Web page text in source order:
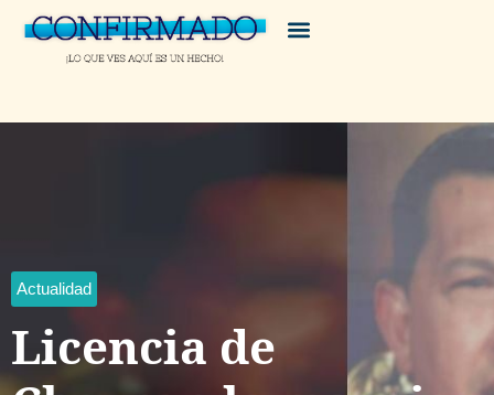
Actualidad
Licencia de